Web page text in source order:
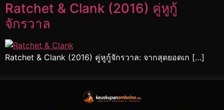
Ratchet & Clank (2016) คู่หูกู้
จักรวาล
Ratchet & Clank (2016) คู่หูกู้จักรวาล: จากสุดยอดเก […]